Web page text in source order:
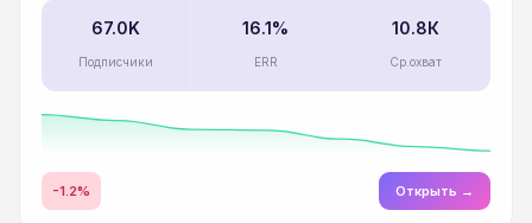
67.0K
Подписчики
16.1%
ERR
10.8К
Ср.охват
-1.2% Открыть →